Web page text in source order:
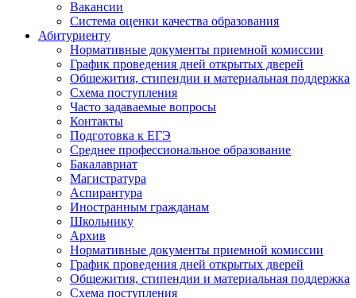
Вакансии
Система оценки качества образования
Абитуриенту
Нормативные документы приемной комиссии
График проведения дней открытых дверей
Общежития, стипендии и материальная поддержка
Схема поступления
Часто задаваемые вопросы
Контакты
Подготовка к ЕГЭ
Среднее профессиональное образование
Бакалавриат
Магистратура
Аспирантура
Иностранным гражданам
Школьнику
Архив
Нормативные документы приемной комиссии
График проведения дней открытых дверей
Общежития, стипендии и материальная поддержка
Схема поступления